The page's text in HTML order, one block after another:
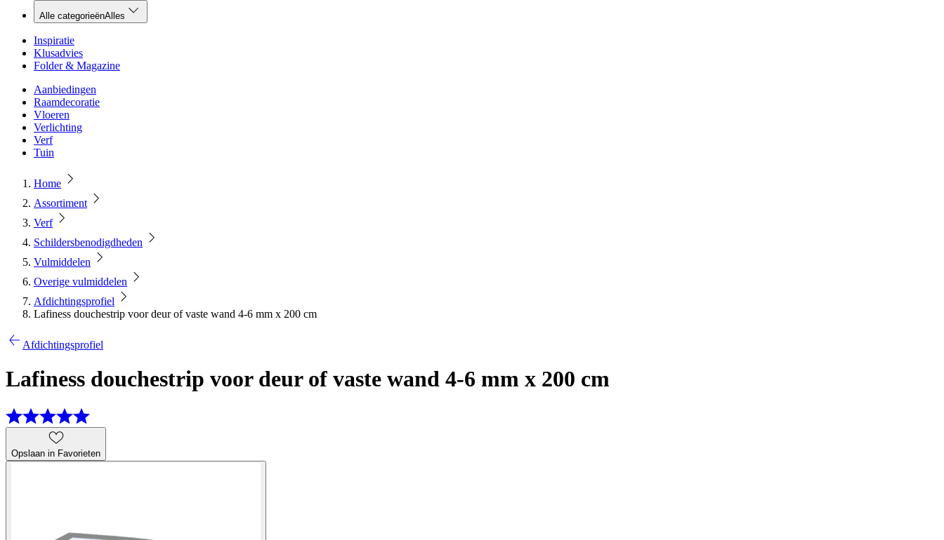
Alle categorieënAlles
Inspiratie
Klusadvies
Folder & Magazine
Aanbiedingen
Raamdecoratie
Vloeren
Verlichting
Verf
Tuin
Home
Assortiment
Verf
Schildersbenodigdheden
Vulmiddelen
Overige vulmiddelen
Afdichtingsprofiel
Lafiness douchestrip voor deur of vaste wand 4-6 mm x 200 cm
Afdichtingsprofiel
Lafiness douchestrip voor deur of vaste wand 4-6 mm x 200 cm
Opslaan in Favorieten